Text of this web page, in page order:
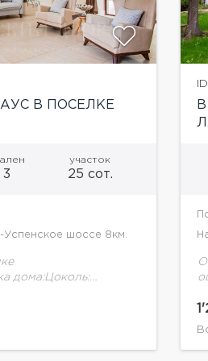
В ПОСЕЛКЕ
3
участок
25 сот.
шоссе 8км.
дома:Цоколь:
прихожая, с/у,